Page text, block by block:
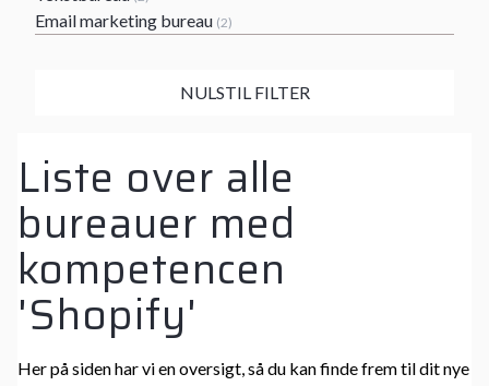
Email marketing bureau (2)
NULSTIL FILTER
Liste over alle
bureauer med
kompetencen
'Shopify'
Her på siden har vi en oversigt, så du kan finde frem til dit nye